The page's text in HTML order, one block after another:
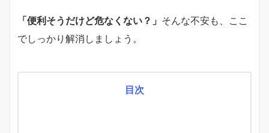
「便利そうだけど危なくない？」 そんな不安も、ここ
でしっかり解消しましょう。
目次